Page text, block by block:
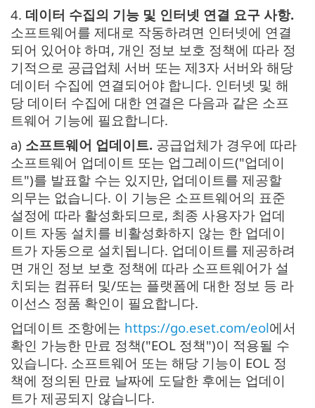
4. 데이터 수집의 기능 및 인터넷 연결 요구 사항.
소프트웨어를 제대로 작동하려면 인터넷에 연결
되어 있어야 하며, 개인 정보 보호 정책에 따라 정
기적으로 공급업체 서버 또는 제3자 서버와 해당
데이터 수집에 연결되어야 합니다. 인터넷 및 해
당 데이터 수집에 대한 연결은 다음과 같은 소프
트웨어 기능에 필요합니다.
a) 소프트웨어 업데이트. 공급업체가 경우에 따라
소프트웨어 업데이트 또는 업그레이드("업데이
트")를 발표할 수는 있지만, 업데이트를 제공할
의무는 없습니다. 이 기능은 소프트웨어의 표준
설정에 따라 활성화되므로, 최종 사용자가 업데
이트 자동 설치를 비활성화하지 않는 한 업데이
트가 자동으로 설치됩니다. 업데이트를 제공하려
면 개인 정보 보호 정책에 따라 소프트웨어가 설
치되는 컴퓨터 및/또는 플랫폼에 대한 정보 등 라
이선스 정품 확인이 필요합니다.
업데이트 조항에는 https://go.eset.com/eol에서
확인 가능한 만료 정책("EOL 정책")이 적용될 수
있습니다. 소프트웨어 또는 해당 기능이 EOL 정
책에 정의된 만료 날짜에 도달한 후에는 업데이
트가 제공되지 않습니다.